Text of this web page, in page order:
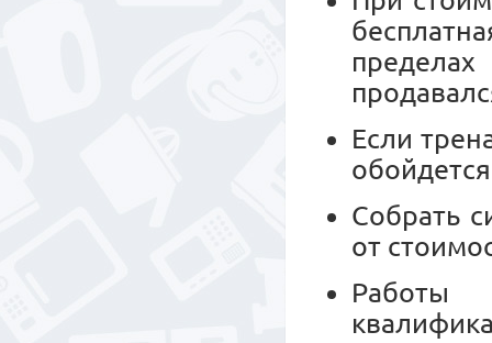
Если
Собрать
от
Работы